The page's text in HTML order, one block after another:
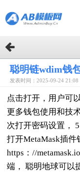
聪明链wdim钱
发表时间：2025-09-24 21:08
点击打开，用户可
更多钱包使用和技
次打开密码设置，
打开MetaMask插
https：//
端， 聪明地球可以